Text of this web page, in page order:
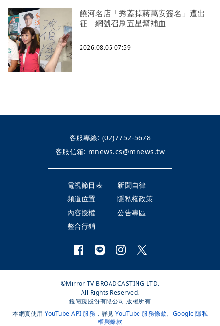
饒河名店「秀蓋掉蔣萬安簽名」遭出
征 網號召刷五星幫補血
2026.08.05 07:59
客服專線: (02)7752-5678
客服信箱: mnews.cs@mnews.tw
電視節目表
新聞自律
頻道位置
隱私權政策
內容授權
公告專區
整合行銷
©Mirror TV BROADCASTING LTD.
All Rights Reserved.
鏡電視股份有限公司 版權所有
本網頁使用 YouTube API 服務 ，詳見 YouTube 服務條款、 Google 隱私
權與條款